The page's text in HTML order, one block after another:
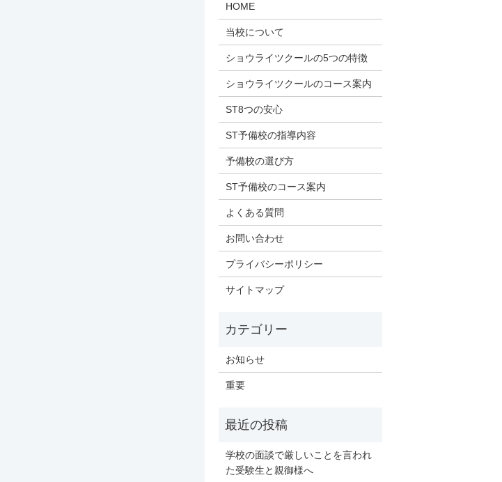
HOME
当校について
ショウライツクールの5つの特徴
ショウライツクールのコース案内
ST8つの安心
ST予備校の指導内容
予備校の選び方
ST予備校のコース案内
よくある質問
お問い合わせ
プライバシーポリシー
サイトマップ
お知らせ
重要
学校の面談で厳しいことを言われ
た受験生と親御様へ